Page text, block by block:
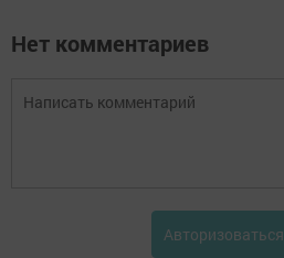
Нет комментариев
Авторизоваться